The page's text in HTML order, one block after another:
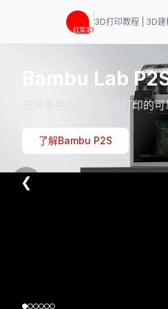
3D打印教程 | 3D建
Bambu Lab
支持多色打印、高速打印的
了解Bambu P2S
❮